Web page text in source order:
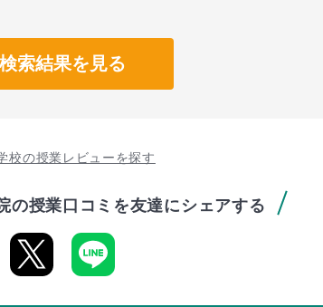
検索結果を見る
校の授業レビューを探す
の授業口コミを友達にシェアする